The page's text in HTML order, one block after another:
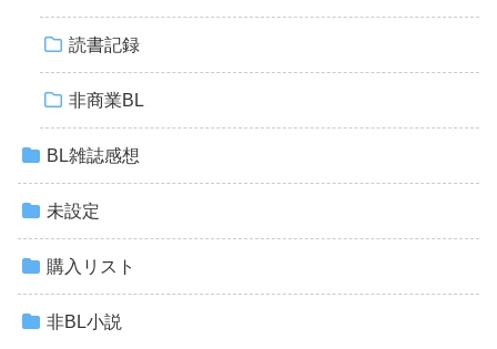
読書記録
非商業BL
BL雑誌感想
未設定
購入リスト
非BL小説